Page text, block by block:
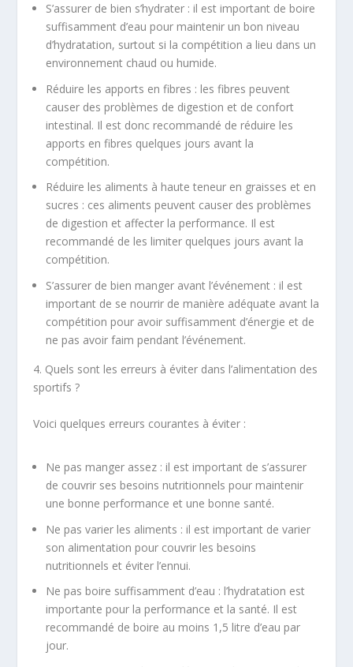
S’assurer de bien s’hydrater : il est important de boire
suffisamment d’eau pour maintenir un bon niveau
d’hydratation, surtout si la compétition a lieu dans un
environnement chaud ou humide.
Réduire les apports en fibres : les fibres peuvent
causer des problèmes de digestion et de confort
intestinal. Il est donc recommandé de réduire les
apports en fibres quelques jours avant la
compétition.
Réduire les aliments à haute teneur en graisses et en
sucres : ces aliments peuvent causer des problèmes
de digestion et affecter la performance. Il est
recommandé de les limiter quelques jours avant la
compétition.
S’assurer de bien manger avant l’événement : il est
important de se nourrir de manière adéquate avant la
compétition pour avoir suffisamment d’énergie et de
ne pas avoir faim pendant l’événement.
4. Quels sont les erreurs à éviter dans l’alimentation des
sportifs ?
Voici quelques erreurs courantes à éviter :
Ne pas manger assez : il est important de s’assurer
de couvrir ses besoins nutritionnels pour maintenir
une bonne performance et une bonne santé.
Ne pas varier les aliments : il est important de varier
son alimentation pour couvrir les besoins
nutritionnels et éviter l’ennui.
Ne pas boire suffisamment d’eau : l’hydratation est
importante pour la performance et la santé. Il est
recommandé de boire au moins 1,5 litre d’eau par
jour.